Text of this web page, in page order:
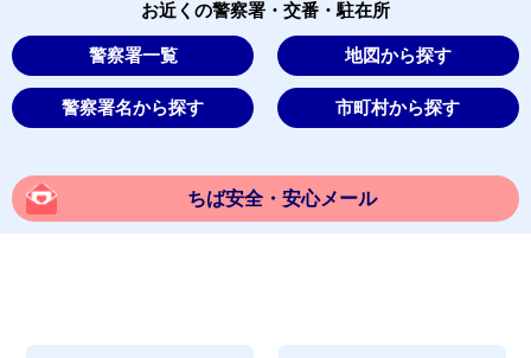
お近くの警察署・交番・駐在所
警察署一覧 地図から探す
警察署名から探す 市町村から探す
ちば安全・安心メール